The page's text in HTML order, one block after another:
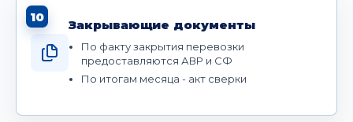
10
Закрывающие документы
По факту закрытия перевозки
предоставляются АВР и СФ
По итогам месяца - акт сверки